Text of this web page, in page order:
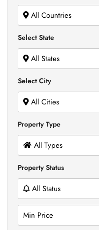
All Countries
Select State
All States
Select City
All Cities
Property Type
All Types
Property Status
All Status
Min Price